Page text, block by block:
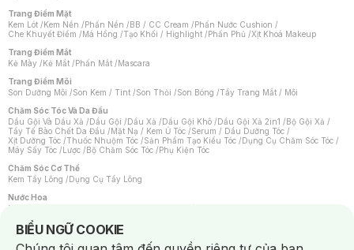
Trang Điểm Mặt
Kem Lót /Kem Nền /Phấn Nền /BB / CC Cream /Phấn Nước Cushion /
Che Khuyết Điểm /Má Hồng /Tạo Khối / Highlight /Phấn Phủ /Xịt Khoá Makeup
Trang Điểm Mắt
Kẻ Mày /Kẻ Mắt /Phấn Mắt /Mascara
Trang Điểm Môi
Son Dưỡng Môi /Son Kem / Tint /Son Thỏi /Son Bóng /Tẩy Trang Mắt / Môi
Chăm Sóc Tóc Và Da Đầu
Dầu Gội Và Dầu Xả /Dầu Gội /Dầu Xả /Dầu Gội Khô /Dầu Gội Xả 2in1 /Bộ Gội Xả /
Tẩy Tế Bào Chết Da Đầu /Mặt Nạ / Kem Ủ Tóc /Serum / Dầu Dưỡng Tóc /
Xịt Dưỡng Tóc /Thuốc Nhuộm Tóc /Sản Phẩm Tạo Kiểu Tóc /Dụng Cụ Chăm Sóc Tóc /
Máy Sấy Tóc /Lược /Bộ Chăm Sóc Tóc /Phụ Kiện Tóc
Chăm Sóc Cơ Thể
Kem Tẩy Lông /Dụng Cụ Tẩy Lông
Nước Hoa
Nước Hoa Nữ
Chăm Sóc Cá Nhân
Chống Muỗi /Khẩu Trang /Máy Massage/Mặt Nạ Xông Hơi /Nước Rửa Tay/
BIỂU NGỮ COOKIE
Notice about cookies usage